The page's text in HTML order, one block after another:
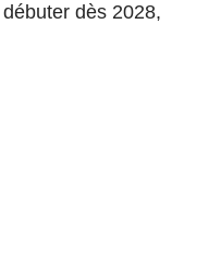
dès 2028,